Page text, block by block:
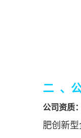
二 、
公司资质
肥创新